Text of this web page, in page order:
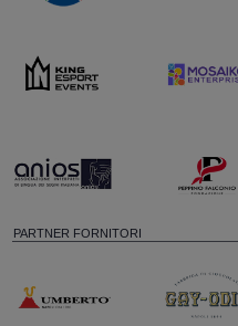
PARTNER FORNITORI